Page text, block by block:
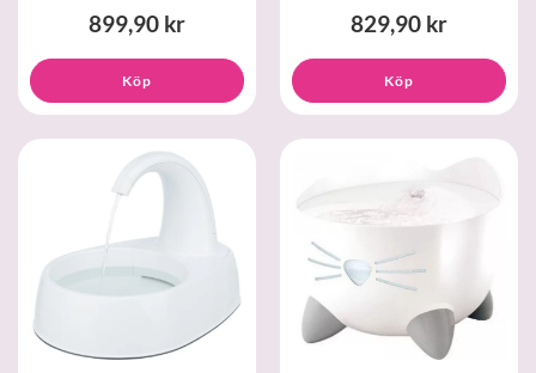
899,90 kr
Köp
829,90 kr
Köp